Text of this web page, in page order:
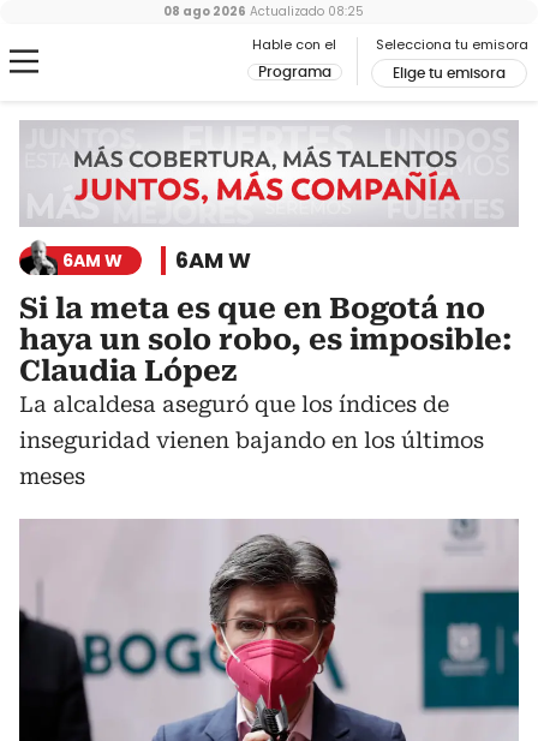
Hable con el
Programa
Selecciona tu emisora
Elige tu emisora
08 ago 2026 Actualizado 08:25
6AM W 6AM W
Si la meta es que en Bogotá no
haya un solo robo, es imposible:
Claudia López
La alcaldesa aseguró que los índices de
inseguridad vienen bajando en los últimos
meses